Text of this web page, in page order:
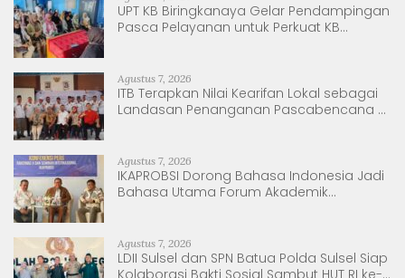
UPT KB Biringkanaya Gelar Pendampingan
Pasca Pelayanan untuk Perkuat KB
Agustus 7, 2026
ITB Terapkan Nilai Kearifan Lokal sebagai
Landasan Penanganan Pascabencana di
Agustus 7, 2026
IKAPROBSI Dorong Bahasa Indonesia Jadi
Bahasa Utama Forum Akademik
Agustus 7, 2026
LDII Sulsel dan SPN Batua Polda Sulsel Siap